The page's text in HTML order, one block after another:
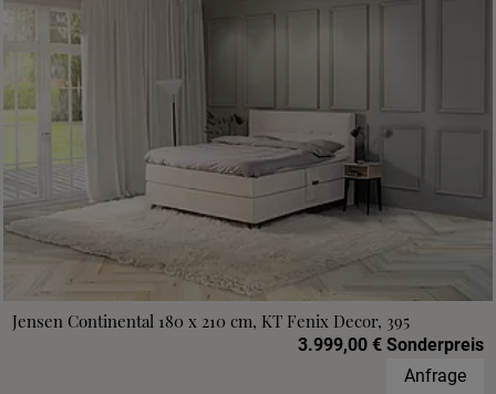
Jensen Continental 180 x 210 cm, KT Fenix Decor, 395
3.999,00 € Sonderpreis
Anfrage